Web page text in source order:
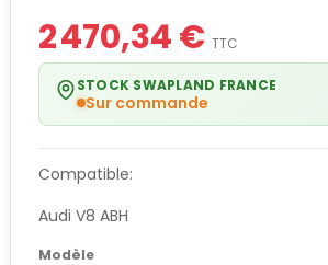
2 470,34 € TTC
STOCK SWAPLAND FRANCE
Sur commande
Compatible:
Audi V8 ABH
Modèle